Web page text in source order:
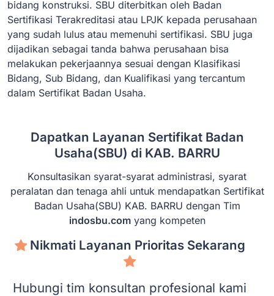
bidang konstruksi. SBU diterbitkan oleh Badan
Sertifikasi Terakreditasi atau LPJK kepada perusahaan
yang sudah lulus atau memenuhi sertifikasi. SBU juga
dijadikan sebagai tanda bahwa perusahaan bisa
melakukan pekerjaannya sesuai dengan Klasifikasi
Bidang, Sub Bidang, dan Kualifikasi yang tercantum
dalam Sertifikat Badan Usaha.
Dapatkan Layanan Sertifikat Badan
Usaha(SBU) di KAB. BARRU
Konsultasikan syarat-syarat administrasi, syarat
peralatan dan tenaga ahli untuk mendapatkan Sertifikat
Badan Usaha(SBU) KAB. BARRU dengan Tim
indosbu.comyang kompeten
Nikmati Layanan Prioritas Sekarang
Hubungi tim konsultan profesional kami